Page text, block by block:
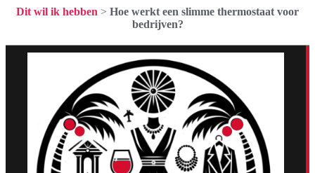
Dit wil ik hebben > Hoe werkt een slimme thermostaat voor
bedrijven?